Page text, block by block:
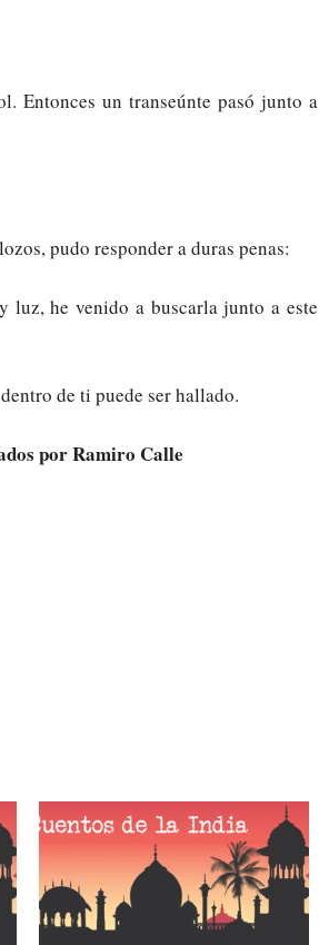
Entonces un transeúnte pasó junto a
pudo responder a duras penas:
luz, he venido a buscarla junto a este
de ti puede ser hallado.
por Ramiro Calle